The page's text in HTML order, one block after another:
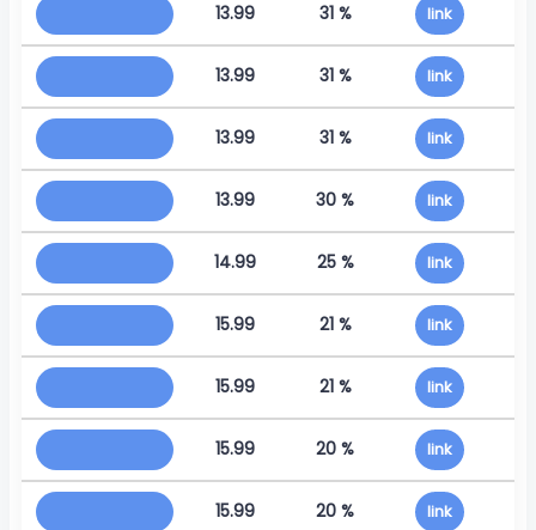
13.99 31 % link
13.99 31 % link
13.99 31 % link
13.99 30 % link
14.99 25 % link
15.99 21 % link
15.99 21 % link
15.99 20 % link
15.99 20 % link